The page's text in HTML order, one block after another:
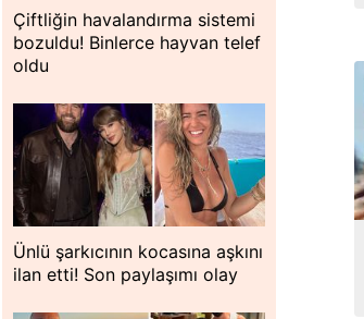
Çiftliğin havalandırma sistemi
bozuldu! Binlerce hayvan telef
oldu
Ünlü şarkıcının kocasına aşkını
ilan etti! Son paylaşımı olay